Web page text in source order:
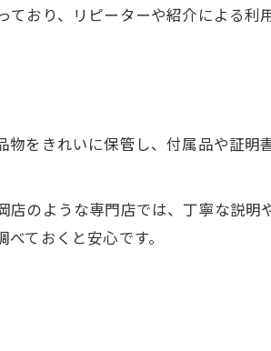
おり、リピーターや紹介による利
をきれいに保管し、付属品や証明
のような専門店では、丁寧な説明
ておくと安心です。